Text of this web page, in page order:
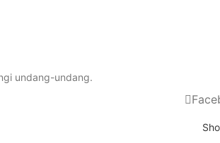
undang-undang.